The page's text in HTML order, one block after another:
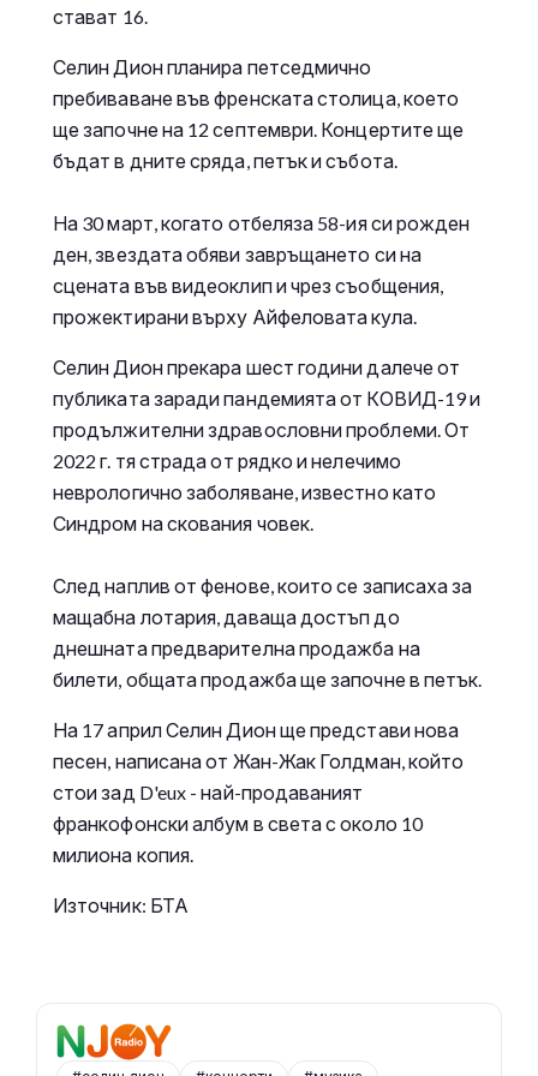
стават 16.
Селин Дион планира петседмично
пребиваване във френската столица, което
ще започне на 12 септември. Концертите ще
бъдат в дните сряда, петък и събота.
На 30 март, когато отбеляза 58-ия си рожден
ден, звездата обяви завръщането си на
сцената във видеоклип и чрез съобщения,
прожектирани върху Айфеловата кула.
Селин Дион прекара шест години далече от
публиката заради пандемията от КОВИД-19 и
продължителни здравословни проблеми. От
2022 г. тя страда от рядко и нелечимо
неврологично заболяване, известно като
Синдром на скования човек.
След наплив от фенове, които се записаха за
мащабна лотария, даваща достъп до
днешната предварителна продажба на
билети, общата продажба ще започне в петък.
На 17 април Селин Дион ще представи нова
песен, написана от Жан-Жак Голдман, който
стои зад D'eux - най-продаваният
франкофонски албум в света с около 10
милиона копия.
Източник: БТА